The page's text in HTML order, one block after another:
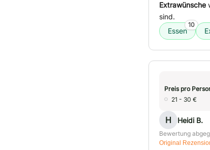
Extrawünsche
sind.
Essen
10
Preis pro
21 - 30 €
H Heidi B.
Bewertung
Original